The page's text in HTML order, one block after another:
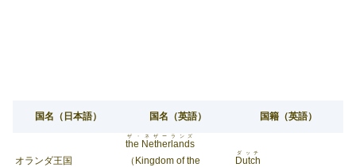
国名（日本語） 国名（英語） 国籍（英語）
オランダ王国
the Netherlands
ザ・ネザーランズ
（Kingdom of the
Dutch
ダッチ